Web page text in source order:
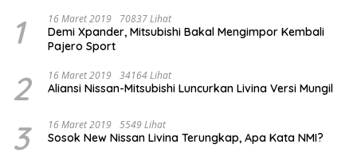
1 16 Maret 2019 70837 Lihat
Demi Xpander, Mitsubishi Bakal Mengimpor Kembali
Pajero Sport
2 16 Maret 2019 34164 Lihat
Aliansi Nissan-Mitsubishi Luncurkan Livina Versi Mungil
3 16 Maret 2019 5549 Lihat
Sosok New Nissan Livina Terungkap, Apa Kata NMI?